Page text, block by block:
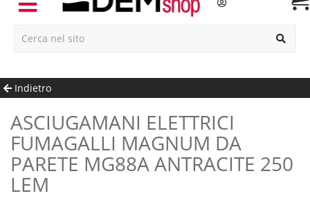
Indietro
ASCIUGAMANI ELETTRICI
FUMAGALLI MAGNUM DA
PARETE MG88A ANTRACITE 250
LEM